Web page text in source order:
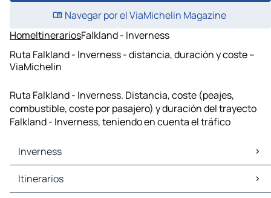
Navegar por el ViaMichelin Magazine
HomeItinerariosFalkland - Inverness
Ruta Falkland - Inverness - distancia, duración y coste –
ViaMichelin
Ruta Falkland - Inverness. Distancia, coste (peajes,
combustible, coste por pasajero) y duración del trayecto
Falkland - Inverness, teniendo en cuenta el tráfico
Inverness
Inverness Mapas Planos
Inverness Trafico
Itinerarios